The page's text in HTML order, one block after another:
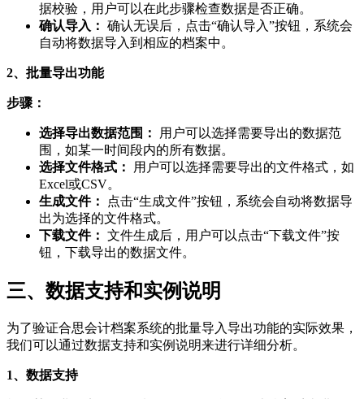
据校验，用户可以在此步骤检查数据是否正确。
确认导入： 确认无误后，点击“确认导入”按钮，系统会
自动将数据导入到相应的档案中。
2、批量导出功能
步骤：
选择导出数据范围：
用户可以选择需要导出的数据范
围，如某一时间段内的所有数据。
选择文件格式：
用户可以选择需要导出的文件格式，如
Excel或CSV。
生成文件：
点击“生成文件”按钮，系统会自动将数据导
出为选择的文件格式。
下载文件： 文件生成后，用户可以点击“下载文件”按
钮，下载导出的数据文件。
三、数据支持和实例说明
为了验证合思会计档案系统的批量导入导出功能的实际效果，
我们可以通过数据支持和实例说明来进行详细分析。
1、数据支持